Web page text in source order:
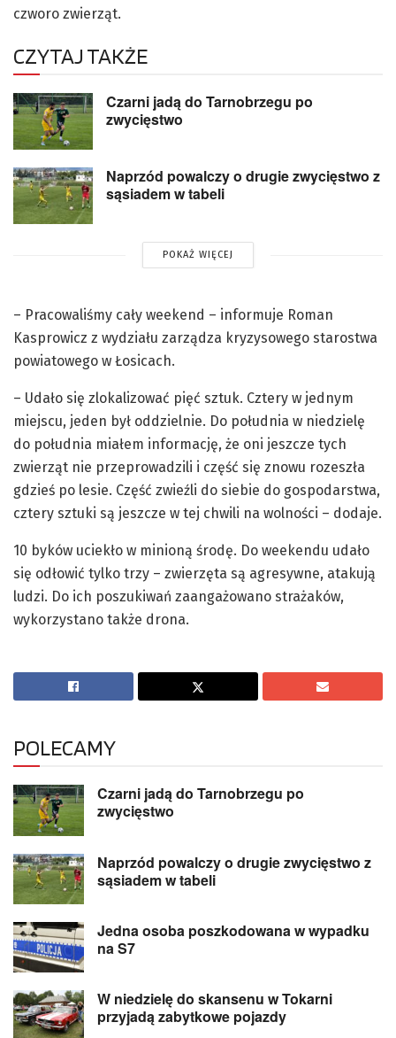
czworo zwierząt.
CZYTAJ TAKŻE
Czarni jadą do Tarnobrzegu po
zwycięstwo
Naprzód powalczy o drugie zwycięstwo z
sąsiadem w tabeli
POKAŻ WIĘCEJ
– Pracowaliśmy cały weekend – informuje Roman
Kasprowicz z wydziału zarządza kryzysowego starostwa
powiatowego w Łosicach.
– Udało się zlokalizować pięć sztuk. Cztery w jednym
miejscu, jeden był oddzielnie. Do południa w niedzielę
do południa miałem informację, że oni jeszcze tych
zwierząt nie przeprowadzili i część się znowu rozeszła
gdzieś po lesie. Część zwieźli do siebie do gospodarstwa,
cztery sztuki są jeszcze w tej chwili na wolności – dodaje.
10 byków uciekło w minioną środę. Do weekendu udało
się odłowić tylko trzy – zwierzęta są agresywne, atakują
ludzi. Do ich poszukiwań zaangażowano strażaków,
wykorzystano także drona.
POLECAMY
Czarni jadą do Tarnobrzegu po
zwycięstwo
Naprzód powalczy o drugie zwycięstwo z
sąsiadem w tabeli
Jedna osoba poszkodowana w wypadku
na S7
W niedzielę do skansenu w Tokarni
przyjadą zabytkowe pojazdy